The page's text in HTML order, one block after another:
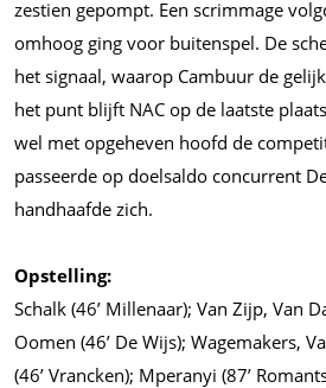
zestien gepompt. Een scrimmage
omhoog ging voor buitenspel. De
het signaal, waarop Cambuur de
het punt blijft NAC op de laatste
wel met opgeheven hoofd de
passeerde op doelsaldo concurrent
handhaafde zich.
Opstelling:
Schalk (46’ Millenaar); Van Zijp, Van
Oomen (46’ De Wijs); Wagemakers,
(46’ Vrancken); Mperanyi (87’